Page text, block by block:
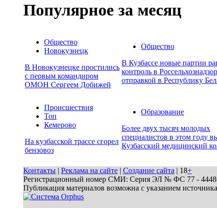
Популярное за месяц
Общество
Новокузнецк
В Новокузнецке простились
с первым командиром
ОМОН Сергеем Добижей
Общество
В Кузбассе новые партии
контроль в
отправкой в Республику
Происшествия
Топ
Кемерово
На кузбасской трассе сгорел
бензовоз
Образование
Более двух тысяч молодых
специалистов в этом году
Кузбасский медицинский
Контакты | Реклама на сайте | Создание сайта | 18+
Регистрационный номер СМИ: Серия ЭЛ № ФС 77 - 44486
Публикация материалов возможна с указанием